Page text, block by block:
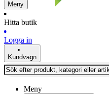
Meny
Hitta butik
Logga in
Kundvagn
Meny